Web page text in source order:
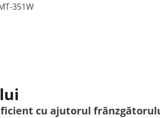
351W
cu ajutorul